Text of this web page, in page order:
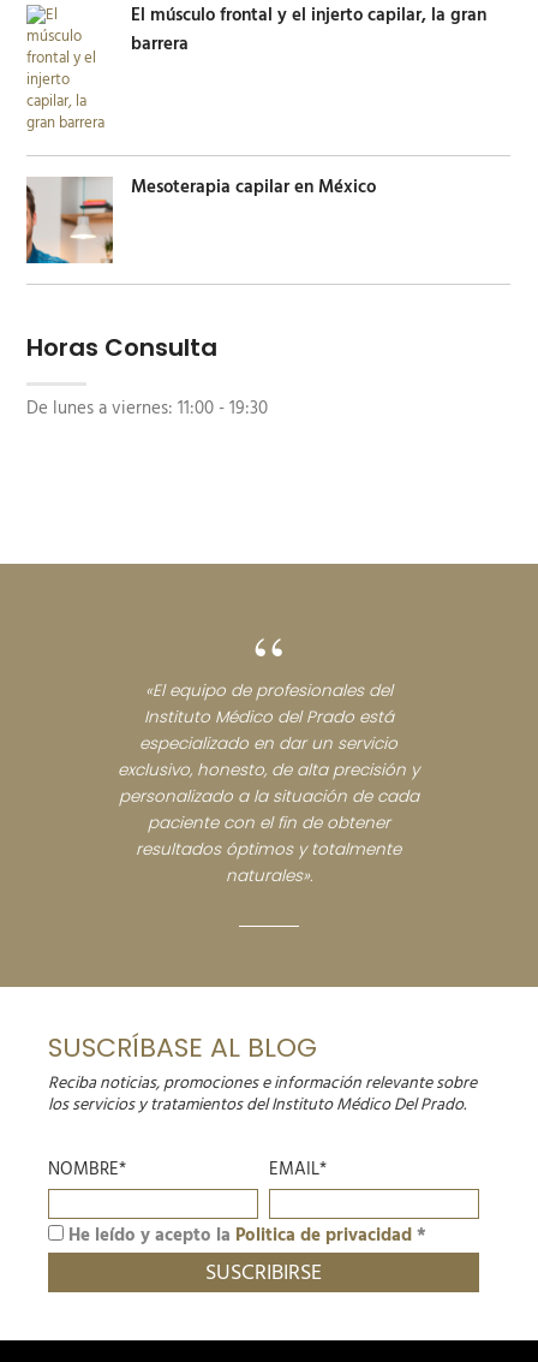
El músculo frontal y el injerto capilar, la gran
barrera
Mesoterapia capilar en México
Horas Consulta
De lunes a viernes: 11:00 - 19:30
“
«El equipo de profesionales del
Instituto Médico del Prado está
especializado en dar un servicio
exclusivo, honesto, de alta precisión y
personalizado a la situación de cada
paciente con el fin de obtener
resultados óptimos y totalmente
naturales».
SUSCRÍBASE AL BLOG
Reciba noticias, promociones e información relevante sobre
los servicios y tratamientos del Instituto Médico Del Prado.
NOMBRE* EMAIL*
He leído y acepto la Politica de privacidad*